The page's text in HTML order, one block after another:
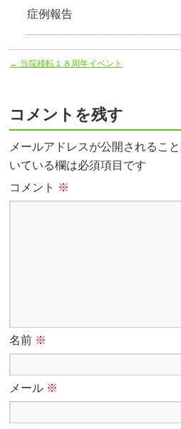
症例報告
← 当院移転１８周年イベント
コメントを残す
メールアドレスが公開されること
いている欄は必須項目です
コメント ※
名前 ※
メール ※